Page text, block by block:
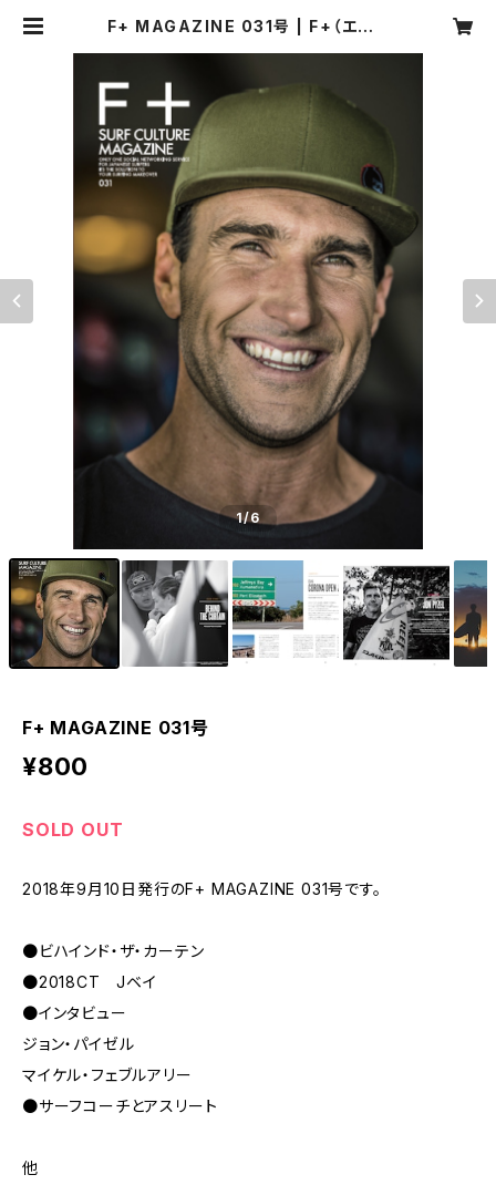
F+ MAGAZINE 031号 | F+（エフプ
1/6
F+ MAGAZINE 031号
¥800
SOLD OUT
2018年9月10日発行のF+ MAGAZINE 031号です。
●ビハインド・ザ・カーテン
●2018CT Jベイ
●インタビュー
ジョン・パイゼル
マイケル・フェブルアリー
●サーフコーチとアスリート
他